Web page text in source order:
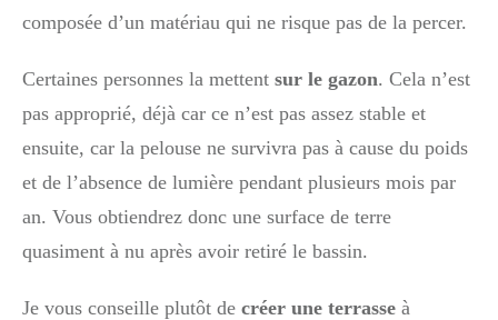
composée d’un matériau qui ne risque pas de la percer.
Certaines personnes la mettent sur le gazon. Cela n’est
pas approprié, déjà car ce n’est pas assez stable et
ensuite, car la pelouse ne survivra pas à cause du poids
et de l’absence de lumière pendant plusieurs mois par
an. Vous obtiendrez donc une surface de terre
quasiment à nu après avoir retiré le bassin.
Je vous conseille plutôt de créer une terrasse à